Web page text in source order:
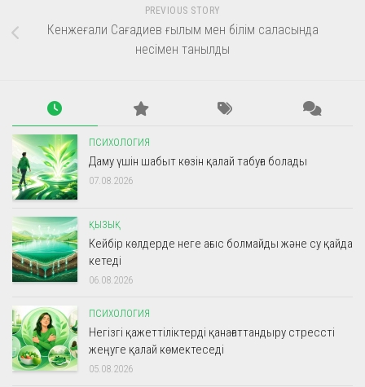
PREVIOUS STORY
Кенжеғали Сағадиев ғылым мен білім саласында
несімен танылды
ПСИХОЛОГИЯ
Даму үшін шабыт көзін қалай табуға болады
07.08.2026
ҚЫЗЫҚ
Кейбір көлдерде неге ағыс болмайды және су қайда
кетеді
06.08.2026
ПСИХОЛОГИЯ
Негізгі қажеттіліктерді қанағаттандыру стрессті
жеңуге қалай көмектеседі
05.08.2026